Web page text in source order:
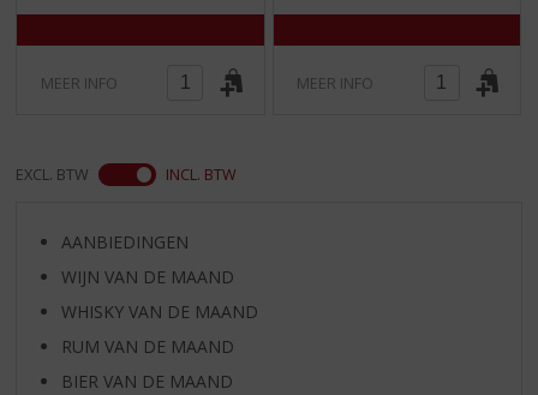
g
a
)
MEER INFO
)
MEER INFO
EXCL. BTW INCL. BTW
AANBIEDINGEN
WIJN VAN DE MAAND
WHISKY VAN DE MAAND
RUM VAN DE MAAND
BIER VAN DE MAAND